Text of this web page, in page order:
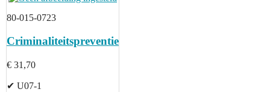
80-015-0723
Criminaliteitspreventie
€ 31,70
✔ U07-1